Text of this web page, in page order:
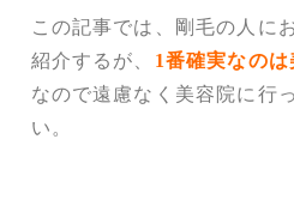
この記事では、剛毛の人に
紹介するが、 1番確実なの
なので遠慮なく美容院に行
い。